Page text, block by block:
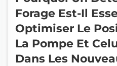
Forage Est-Il
Optimiser Le
La Pompe Et
Dans Les